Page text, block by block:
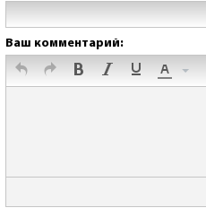
Ваш комментарий: